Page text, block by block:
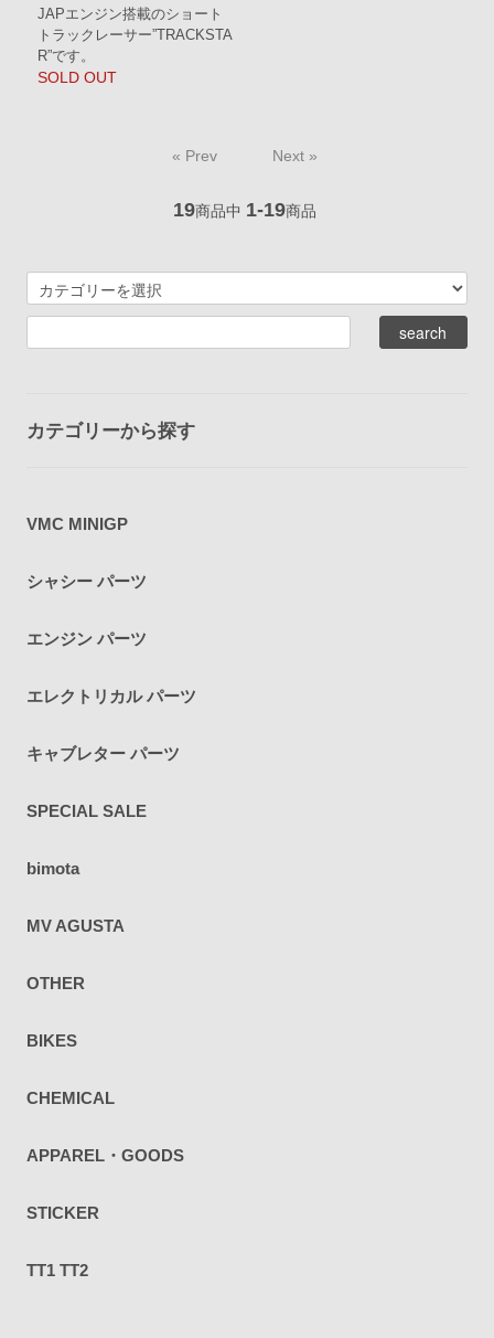
JAPエンジン搭載のショート
トラックレーサー”TRACKSTA
R”です。
SOLD OUT
« Prev Next »
19商品中 1-19商品
カテゴリーから探す
VMC MINIGP
シャシー パーツ
エンジン パーツ
エレクトリカル パーツ
キャブレター パーツ
SPECIAL SALE
bimota
MV AGUSTA
OTHER
BIKES
CHEMICAL
APPAREL・GOODS
STICKER
TT1 TT2